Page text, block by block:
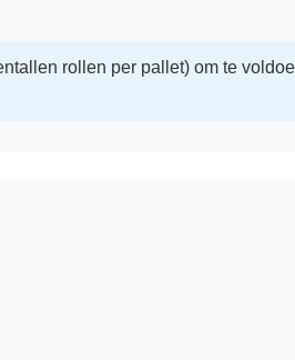
rollen per pallet) om te